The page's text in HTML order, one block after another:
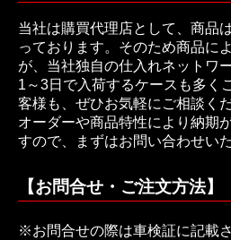
当社は購買代理店として、商品
っております。そのため商品に
が、当社独自の仕入れネットワ
1～3日で入荷するケースも多く
客様も、ぜひお気軽にご相談く
オーダーや商品特性により納期
すので、まずはお問い合わせい
【お問合せ・ご注文方法】
※お問合せの際は車検証に記載